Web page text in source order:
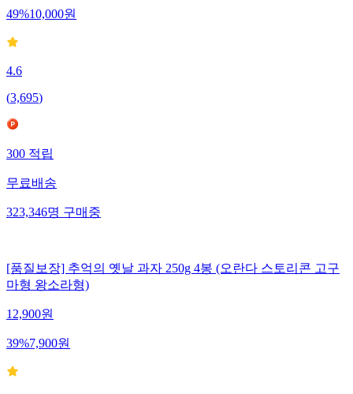
49%10,000원
4.6
(3,695)
300적립
무료배송
323,346명구매중
[품질보장] 추억의 옛날 과자 250g 4봉 (오란다 스토리콘 고구
마형 왕소라형)
12,900원
39%7,900원